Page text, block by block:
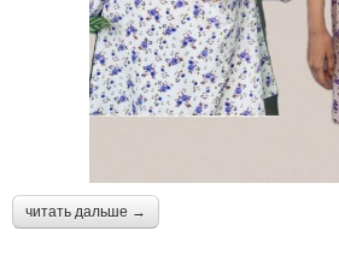
читать дальше →